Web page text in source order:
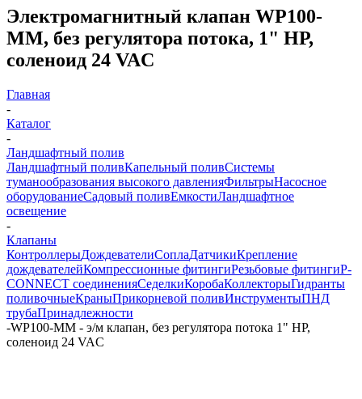
Электромагнитный клапан WP100-
MM, без регулятора потока, 1" НР,
соленоид 24 VAC
Главная
-
Каталог
-
Ландшафтный полив
Ландшафтный поливКапельный поливСистемы
туманообразования высокого давленияФильтрыНасосное
оборудованиеСадовый поливЕмкостиЛандшафтное
освещение
-
Клапаны
КонтроллерыДождевателиСоплаДатчикиКрепление
дождевателейКомпрессионные фитингиРезьбовые фитингиP-
CONNECT соединенияСеделкиКоробаКоллекторыГидранты
поливочныеКраныПрикорневой поливИнструментыПНД
трубаПринадлежности
-WP100-MM - э/м клапан, без регулятора потока 1" НР,
соленоид 24 VAC